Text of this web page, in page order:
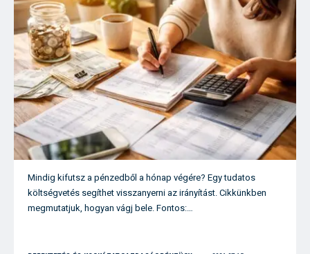
Mindig kifutsz a pénzedből a hónap végére? Egy tudatos
költségvetés segíthet visszanyerni az irányítást. Cikkünkben
megmutatjuk, hogyan vágj bele. Fontos:…